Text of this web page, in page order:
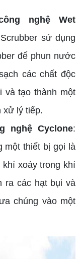
nghệ Wet
sử dụng
để phun nước
các chất độc
và tạo thành một
xử lý tiếp.
nghệ Cyclone:
một thiết bị gọi là
khí xoáy trong khí
ra các hạt bụi và
chúng vào một